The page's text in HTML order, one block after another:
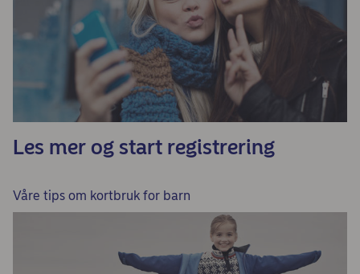
Les mer og start registrering
Våre tips om kortbruk for barn